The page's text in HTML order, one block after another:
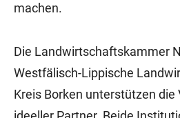
machen.
Die Landwirtschaftskammer
Westfälisch-Lippische
Kreis Borken unterstützen